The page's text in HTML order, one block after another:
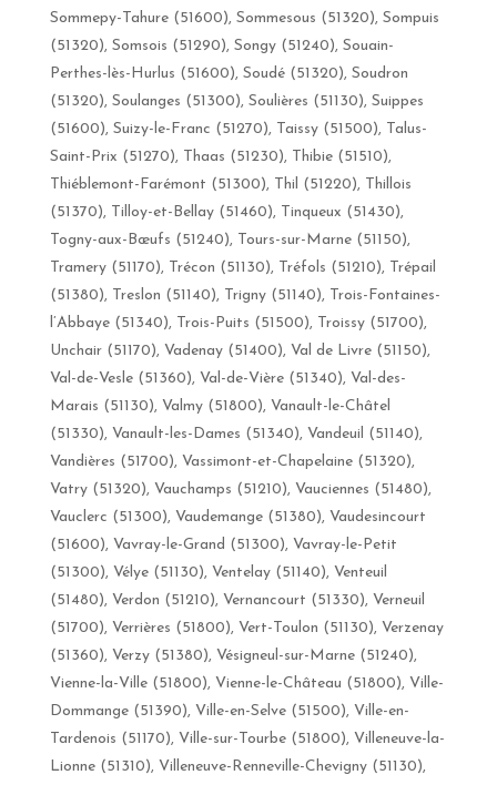
Sommepy-Tahure (51600), Sommesous (51320), Sompuis
(51320), Somsois (51290), Songy (51240), Souain-
Perthes-lès-Hurlus (51600), Soudé (51320), Soudron
(51320), Soulanges (51300), Soulières (51130), Suippes
(51600), Suizy-le-Franc (51270), Taissy (51500), Talus-
Saint-Prix (51270), Thaas (51230), Thibie (51510),
Thiéblemont-Farémont (51300), Thil (51220), Thillois
(51370), Tilloy-et-Bellay (51460), Tinqueux (51430),
Togny-aux-Bœufs (51240), Tours-sur-Marne (51150),
Tramery (51170), Trécon (51130), Tréfols (51210), Trépail
(51380), Treslon (51140), Trigny (51140), Trois-Fontaines-
l’Abbaye (51340), Trois-Puits (51500), Troissy (51700),
Unchair (51170), Vadenay (51400), Val de Livre (51150),
Val-de-Vesle (51360), Val-de-Vière (51340), Val-des-
Marais (51130), Valmy (51800), Vanault-le-Châtel
(51330), Vanault-les-Dames (51340), Vandeuil (51140),
Vandières (51700), Vassimont-et-Chapelaine (51320),
Vatry (51320), Vauchamps (51210), Vauciennes (51480),
Vauclerc (51300), Vaudemange (51380), Vaudesincourt
(51600), Vavray-le-Grand (51300), Vavray-le-Petit
(51300), Vélye (51130), Ventelay (51140), Venteuil
(51480), Verdon (51210), Vernancourt (51330), Verneuil
(51700), Verrières (51800), Vert-Toulon (51130), Verzenay
(51360), Verzy (51380), Vésigneul-sur-Marne (51240),
Vienne-la-Ville (51800), Vienne-le-Château (51800), Ville-
Dommange (51390), Ville-en-Selve (51500), Ville-en-
Tardenois (51170), Ville-sur-Tourbe (51800), Villeneuve-la-
Lionne (51310), Villeneuve-Renneville-Chevigny (51130),